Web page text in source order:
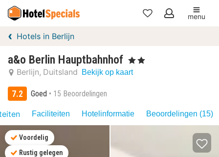
Mijn
menu
Hotels in Berlijn
a&o Berlin Hauptbahnhof , 2 Sterren
Berlijn Duitsland Bekijk op kaart
7.2 Goed 15 Beoordelingen
Faciliteiten Hotelinformatie Beoordelingen (15)
Voordelig
Rustig gelegen